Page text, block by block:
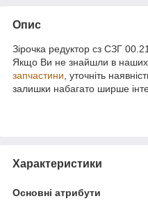
Опис
Зірочка редуктор сз СЗГ
Якщо Ви не знайшли в наших
запчастини , уточніть
залишки набагато ширше
Характеристики
Основні атрибути